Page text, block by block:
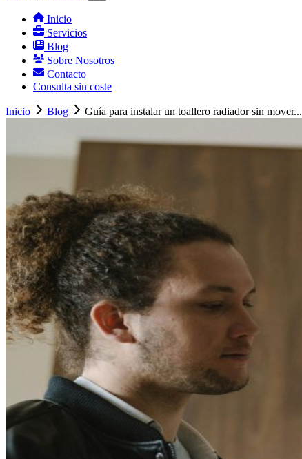
Inicio
Servicios
Blog
Sobre Nosotros
Contacto
Consulta sin coste
Inicio Blog Guía para instalar un toallero radiador sin mover...